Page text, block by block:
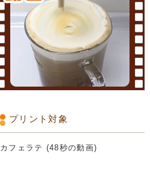
プリント対象
カフェラテ (48秒の動画)